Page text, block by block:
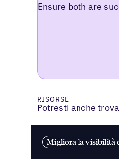
Ensure both are
RISORSE
Potresti anche
Migliora la visibilità